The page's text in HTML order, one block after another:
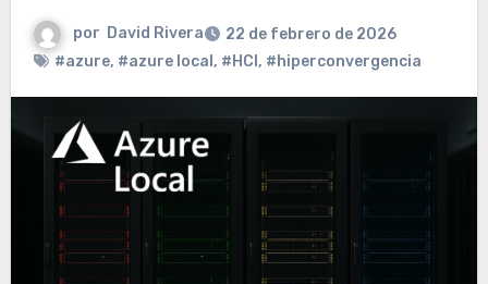
por David Rivera
22 de febrero de 2026
#azure, #azure local , #HCI , #hiperconvergencia